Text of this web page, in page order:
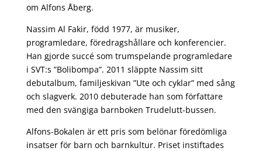
om Alfons Åberg.
Nassim Al Fakir, född 1977, är musiker,
programledare, föredragshållare och konferencier.
Han gjorde succé som trumspelande programledare
i SVT:s ”Bolibompa”. 2011 släppte Nassim sitt
debutalbum, familjeskivan ”Ute och cyklar” med sång
och slagverk. 2010 debuterade han som författare
med den svängiga barnboken Trudelutt-bussen.
Alfons-Bokalen är ett pris som belönar föredömliga
insatser för barn och barnkultur. Priset instiftades